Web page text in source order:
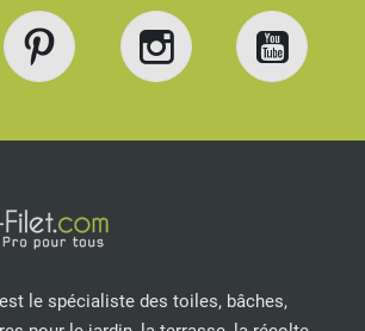
le spécialiste des toiles, bâches,